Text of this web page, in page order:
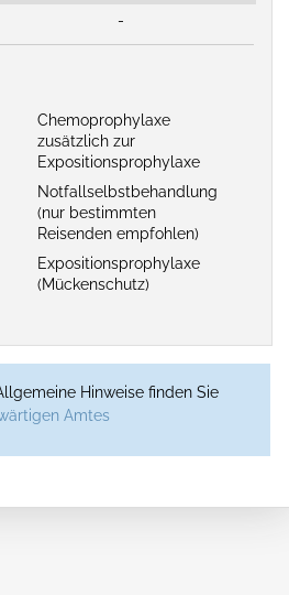
-
Chemoprophylaxe
zusätzlich zur
Expositionsprophylaxe
Notfallselbstbehandlung
(nur bestimmten
Reisenden empfohlen)
Expositionsprophylaxe
(Mückenschutz)
Hinweise finden Sie
Amtes